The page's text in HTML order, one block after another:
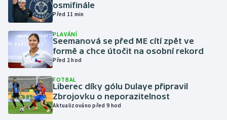
Gymnastika
Házená
Jezdectví
Judo
Krasobruslení
osmifinále
Před 11 min
PLAVÁNÍ
Seemanová se před ME cítí zpět ve
formě a chce útočit na osobní rekord
Před 2 hod
FOTBAL
Liberec díky gólu Dulaye připravil
Zbrojovku o neporazitelnost
Aktualizováno před 9 hod